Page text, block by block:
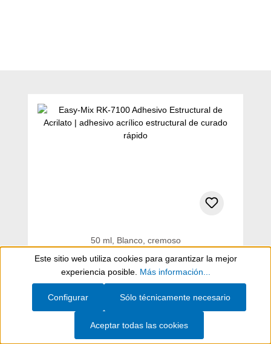
50 ml, Blanco, cremoso
Easy-Mix RK-7100 Adhesivo
Estructural de Acrilato
$ 192.661,00*(IVA incluido)
Show toolbar
Este sitio web utiliza cookies para garantizar la mejor
experiencia posible. Más información...
Sólo técnicamente necesario
Configurar
Aceptar todas las cookies